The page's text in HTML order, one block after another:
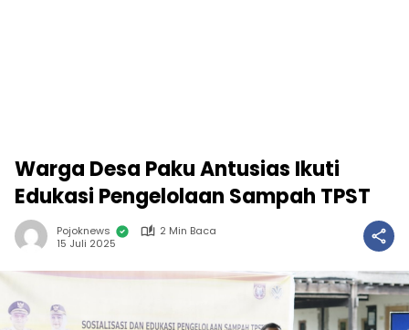
Warga Desa Paku Antusias Ikuti
Edukasi Pengelolaan Sampah TPST
Pojoknews
2 Min Baca
15 Juli 2025